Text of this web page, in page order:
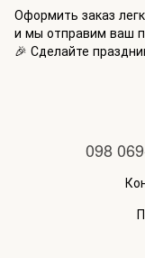
Оформить заказ
и мы отправим ваш
🎉 Сделайте
098